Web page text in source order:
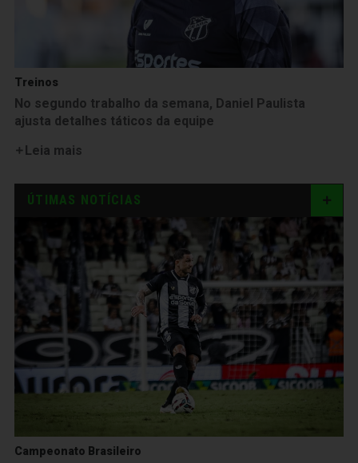
Treinos
No segundo trabalho da semana, Daniel Paulista
ajusta detalhes táticos da equipe
Leia mais
ÚTIMAS NOTÍCIAS
Campeonato Brasileiro